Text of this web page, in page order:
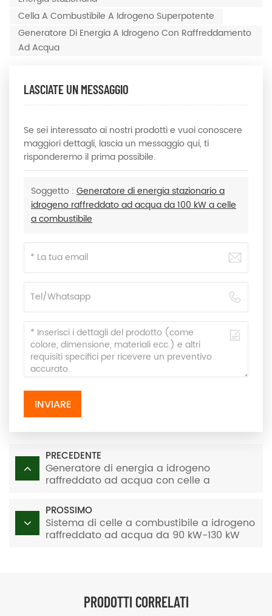
Cella A Combustibile A Idrogeno Superpotente
Generatore Di Energia A Idrogeno Con Raffreddamento
Ad Acqua
LASCIATE UN MESSAGGIO
Se sei interessato ai nostri prodotti e vuoi conoscere
maggiori dettagli, lascia un messaggio qui, ti
risponderemo il prima possibile.
Soggetto : Generatore di energia stazionario a
idrogeno raffreddato ad acqua da 100 kW a celle
a combustibile
INVIARE
PRECEDENTE
Generatore di energia a idrogeno
raffreddato ad acqua con celle a
PROSSIMO
Sistema di celle a combustibile a idrogeno
raffreddato ad acqua da 90 kW-130 kW
PRODOTTI CORRELATI